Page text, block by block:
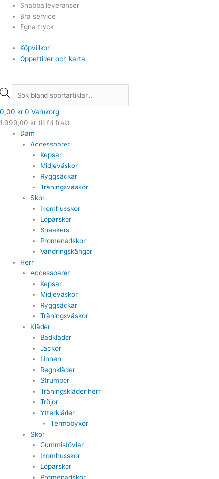
Hoppa
innehåll
Snabba leveranser
Bra service
Egna tryck
Köpvillkor
Öppettider och karta
Products
search
0,00 kr 0 Varukorg
1.999,00 kr till fri frakt
Dam
Accessoarer
Kepsar
Midjeväskor
Ryggsäckar
Träningsväskor
Skor
Inomhusskor
Löparskor
Sneakers
Promenadskor
Vandringskängor
Herr
Accessoarer
Kepsar
Midjeväskor
Ryggsäckar
Träningsväskor
Kläder
Badkläder
Jackor
Linnen
Regnkläder
Strumpor
Träningskläder herr
Tröjor
Ytterkläder
Termobyxor
Skor
Gummistövlar
Inomhusskor
Löparskor
Promenadskor
Products
search